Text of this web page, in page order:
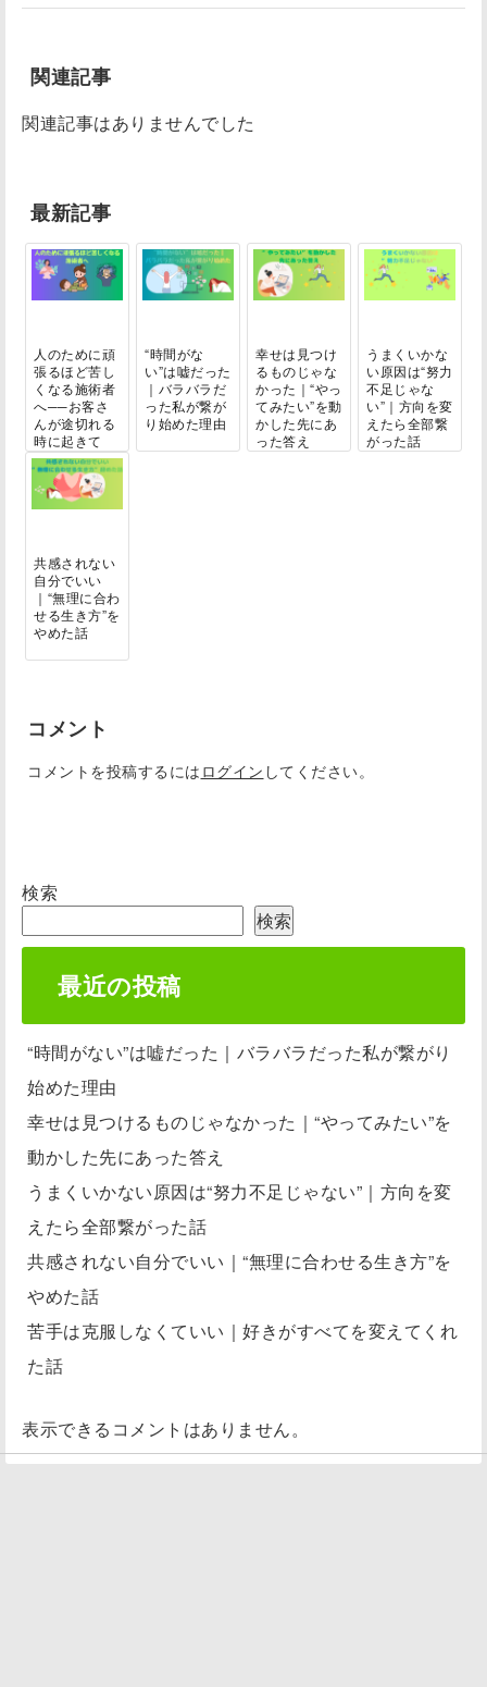
関連記事
関連記事はありませんでした
最新記事
人のために頑
張るほど苦し
くなる施術者
へ──お客さ
んが途切れる
時に起きて
い...
“時間がな
い”は嘘だった
｜バラバラだ
った私が繋が
り始めた理由
幸せは見つけ
るものじゃな
かった｜“やっ
てみたい”を動
かした先にあ
った答え
うまくいかな
い原因は“努力
不足じゃな
い”｜方向を変
えたら全部繋
がった話
共感されない
自分でいい
｜“無理に合わ
せる生き方”を
やめた話
コメント
コメントを投稿するには ログイン してください。
検索
検索
最近の投稿
“時間がない”は嘘だった｜バラバラだった私が繋がり
始めた理由
幸せは見つけるものじゃなかった｜“やってみたい”を
動かした先にあった答え
うまくいかない原因は“努力不足じゃない”｜方向を変
えたら全部繋がった話
共感されない自分でいい｜“無理に合わせる生き方”を
やめた話
苦手は克服しなくていい｜好きがすべてを変えてくれ
た話
表示できるコメントはありません。